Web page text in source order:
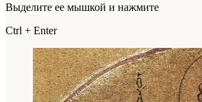
Выделите ее мышкой и нажмите
Ctrl + Enter